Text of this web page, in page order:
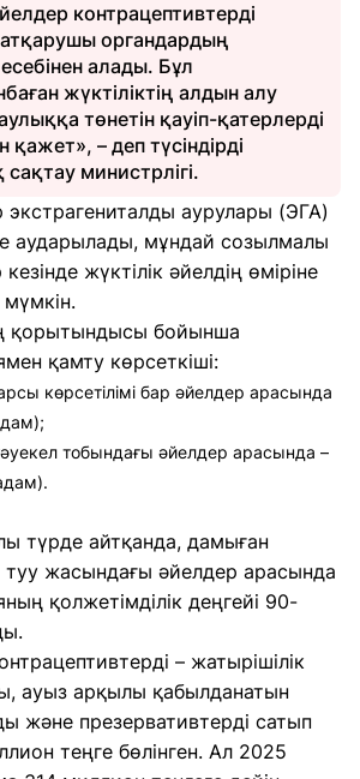
контрацептивтерді
атқарушы органдардың
алады. Бұл
жүктіліктің алдын алу
төнетін қауіп-қатерлерді
қажет», – деп түсіндірді
министрлігі.
экстрагениталды аурулары (ЭГА)
аударылады, мұндай созылмалы
жүктілік әйелдің өміріне
мүмкін.
қорытындысы бойынша
қамту көрсеткіші:
көрсетілімі бар әйелдер арасында
тобындағы әйелдер арасында –
түрде айтқанда, дамыған
туу жасындағы әйелдер арасында
қолжетімділік деңгейі 90-
– жатырішілік
ауыз арқылы қабылданатын
және презервативтерді сатып
теңге бөлінген. Ал 2025